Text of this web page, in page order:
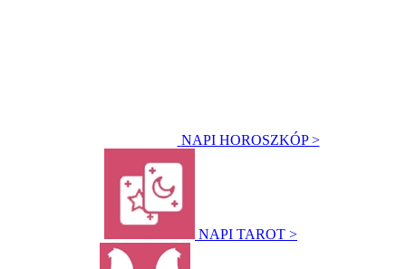
NAPI HOROSZKÓP >
NAPI TAROT >